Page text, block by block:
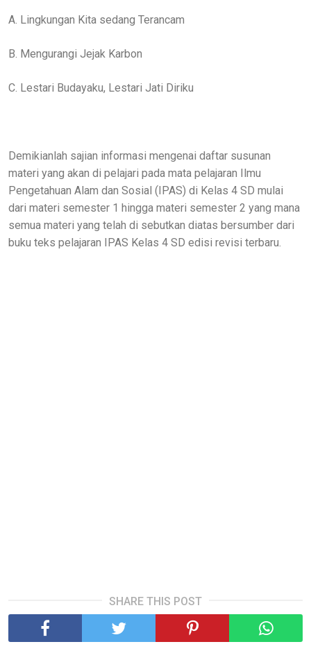
A. Lingkungan Kita sedang Terancam
B. Mengurangi Jejak Karbon
C. Lestari Budayaku, Lestari Jati Diriku
Demikianlah sajian informasi mengenai daftar susunan
materi yang akan di pelajari pada mata pelajaran Ilmu
Pengetahuan Alam dan Sosial (IPAS) di Kelas 4 SD mulai
dari materi semester 1 hingga materi semester 2 yang mana
semua materi yang telah di sebutkan diatas bersumber dari
buku teks pelajaran IPAS Kelas 4 SD edisi revisi terbaru.
SHARE THIS POST